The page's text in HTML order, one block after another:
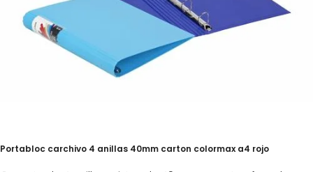
Portabloc carchivo 4 anillas 40mm carton colormax a4 rojo